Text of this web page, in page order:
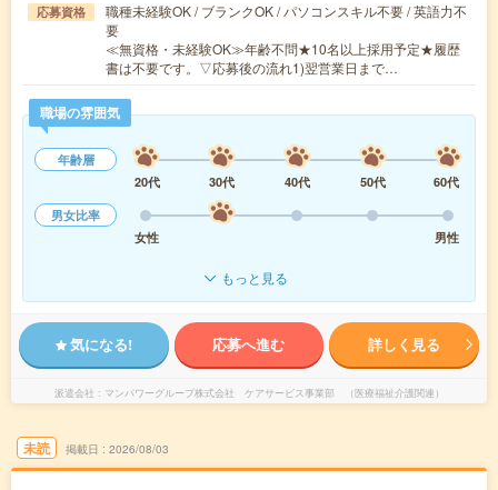
応募資格
職種未経験OK / ブランクOK / パソコンスキル不要 / 英語力不
要
≪無資格・未経験OK≫年齢不問★10名以上採用予定★履歴
書は不要です。▽応募後の流れ1)翌営業日まで…
職場の雰囲気
年齢層
20代
30代 40代 50代
60代
男女比率
女性
男性
もっと見る
気になる! 応募へ進む 詳しく見る
派遣会社 マンパワーグループ株式会社 ケアサービス事業部 （医療福祉介護関連）
未読 掲載日 2026/08/03